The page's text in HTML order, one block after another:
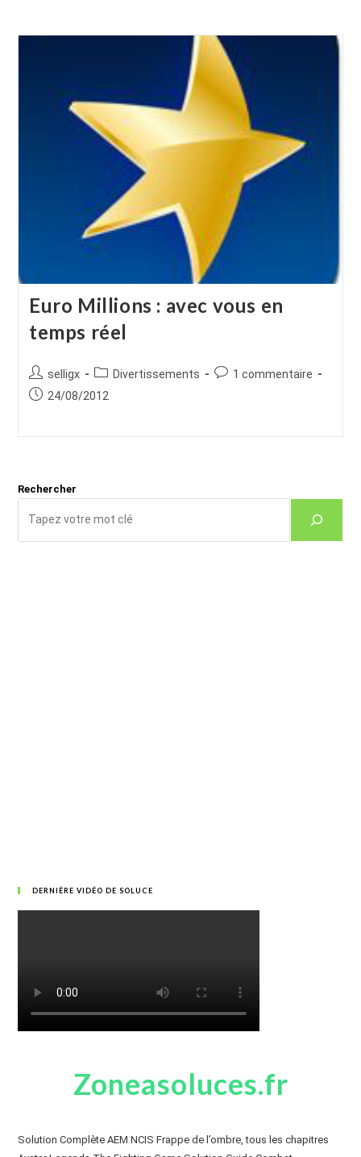
Euro Millions : avec vous en
temps réel
Auteur/autrice
de
selligx
Post
category:
Divertissements
Commentaires
1 commentaire
Publication
24/08/2012
Rechercher
DERNIÈRE VIDÉO DE SOLUCE
Zoneasoluces.fr
Solution Complète AEM NCIS Frappe de l’ombre, tous les chapitres